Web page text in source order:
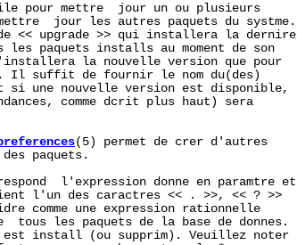
pour mettre  jour un ou plusieurs
jour les autres paquets du systme.
<< upgrade >> qui installera la dernire
les paquets installs au moment de son
la nouvelle version que pour
Il suffit de fournir le nom du(des)
si une nouvelle version est disponible,
comme dcrit plus haut) sera
(5) permet de crer d'autres
paquets.
l'expression donne en paramtre et
l'un des caractres << . >>, << ? >>
comme une expression rationnelle
tous les paquets de la base de donnes.
install (ou supprim). Veuillez noter